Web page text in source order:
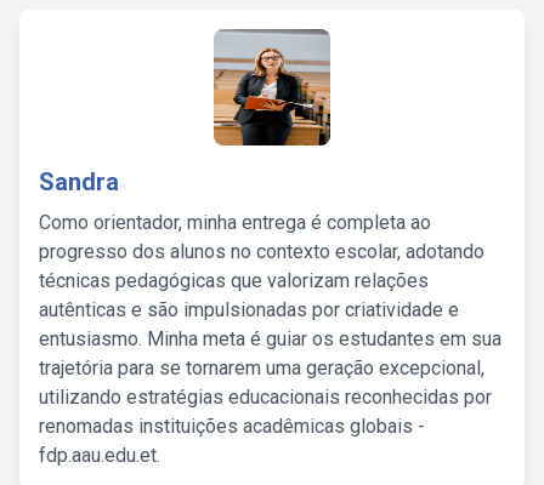
Sandra
Como orientador, minha entrega é completa ao
progresso dos alunos no contexto escolar, adotando
técnicas pedagógicas que valorizam relações
autênticas e são impulsionadas por criatividade e
entusiasmo. Minha meta é guiar os estudantes em sua
trajetória para se tornarem uma geração excepcional,
utilizando estratégias educacionais reconhecidas por
renomadas instituições acadêmicas globais -
fdp.aau.edu.et.